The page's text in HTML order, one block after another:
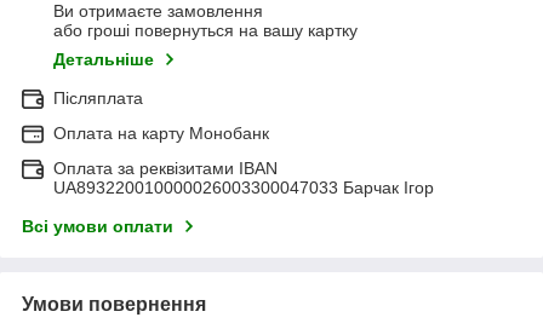
Ви отримаєте замовлення
або гроші повернуться на вашу картку
Детальніше
Післяплата
Оплата на карту Монобанк
Оплата за реквізитами IBAN
UA893220010000026003300047033 Барчак Ігор
Всі умови оплати
Умови повернення